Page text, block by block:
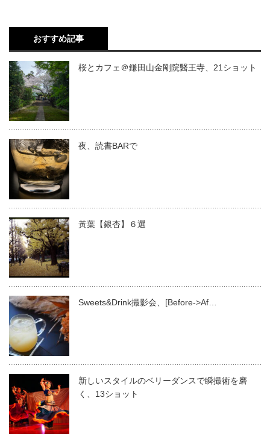
おすすめ記事
桜とカフェ＠鎌田山金剛院醫王寺、21ショット
夜、読書BARで
黃葉【銀杏】６選
Sweets&Drink撮影会、[Before->Af…
新しいスタイルのベリーダンスで瞬撮術を磨
く、13ショット